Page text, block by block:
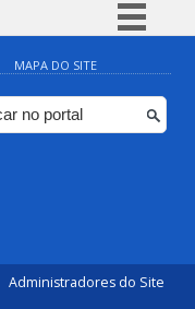
Simplifique!
Comunica BR
Participe
MAPA DO SITE
Administradores do Site